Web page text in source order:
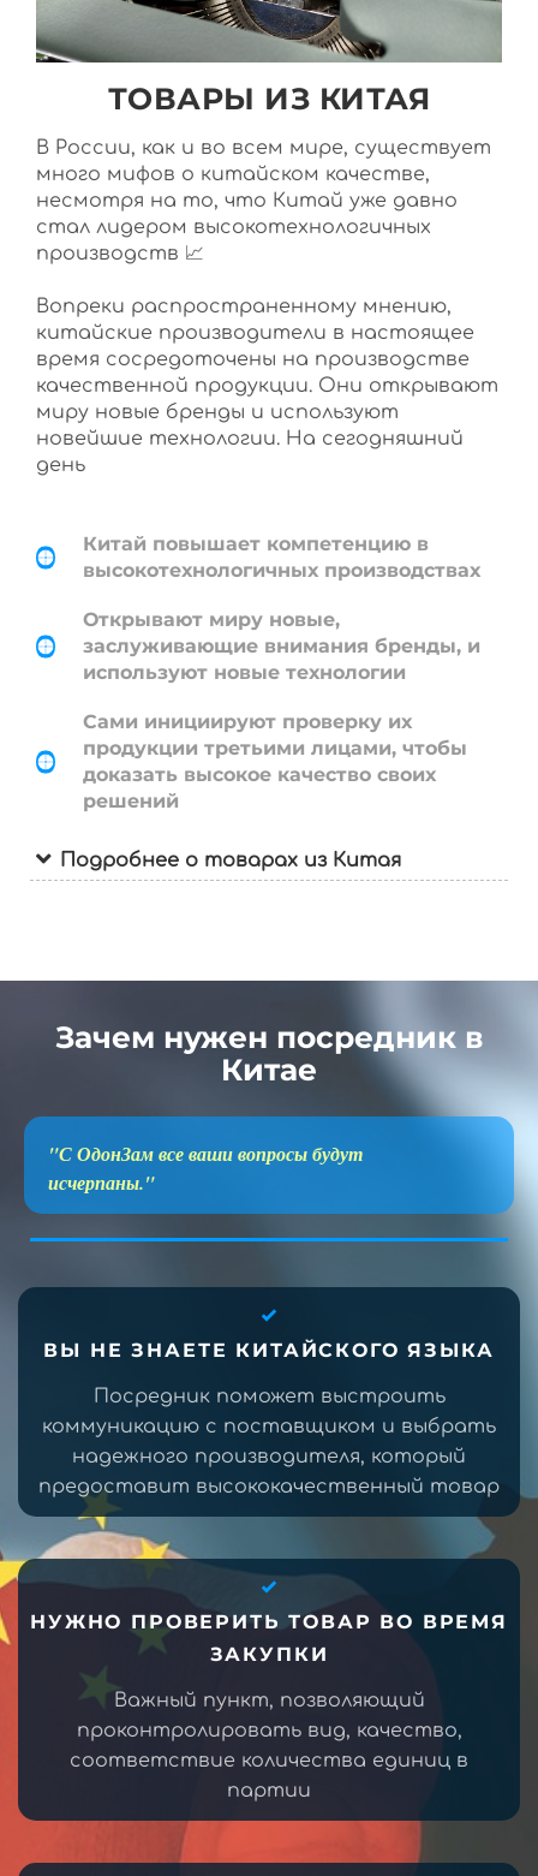
ТОВАРЫ ИЗ КИТАЯ
В России, как и во всем мире, существует
много мифов о китайском качестве,
несмотря на то, что Китай уже давно
стал лидером высокотехнологичных
производств 📈
Вопреки распространенному мнению,
китайские производители в настоящее
время сосредоточены на производстве
качественной продукции. Они открывают
миру новые бренды и используют
новейшие технологии. На сегодняшний
день
Китай повышает компетенцию в
высокотехнологичных производствах
Открывают миру новые,
заслуживающие внимания бренды, и
используют новые технологии
Сами инициируют проверку их
продукции третьими лицами, чтобы
доказать высокое качество своих
решений
Подробнее о товарах из Китая
Зачем нужен посредник в
Китае
"С ОдонЗам все ваши вопросы будут
исчерпаны."
ВЫ НЕ ЗНАЕТЕ КИТАЙСКОГО ЯЗЫКА
Посредник поможет выстроить
коммуникацию с поставщиком и выбрать
надежного производителя, который
предоставит высококачественный товар
НУЖНО ПРОВЕРИТЬ ТОВАР ВО ВРЕМЯ
ЗАКУПКИ
Важный пункт, позволяющий
проконтролировать вид, качество,
соответствие количества единиц в
партии